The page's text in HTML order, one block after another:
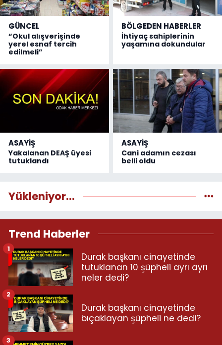
GÜNCEL
“Okul alışverişinde
yerel esnaf tercih
edilmeli”
BÖLGEDEN HABERLER
İhtiyaç sahiplerinin
yaşamına dokundular
ASAYİŞ
Yakalanan DEAŞ üyesi
tutuklandı
ASAYİŞ
Cani adamın cezası
belli oldu
Yükleniyor...
Trend Haberler
Durak başkanı cinayetinde
tutuklanan 10 şüpheli ayrı ayrı
neler dedi?
1
Durak başkanı cinayetinde
bıçaklayan şüpheli ne dedi?
2
3